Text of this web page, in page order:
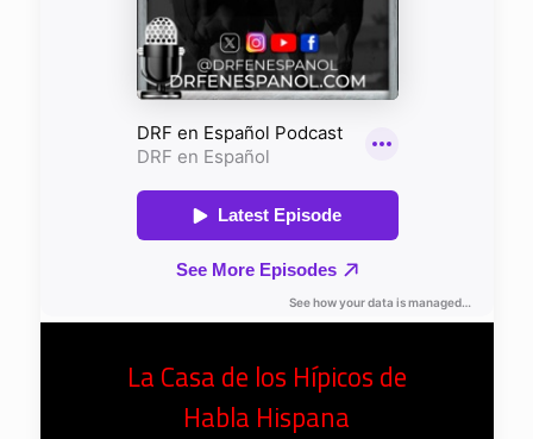
La Casa de los Hípicos de
Habla Hispana